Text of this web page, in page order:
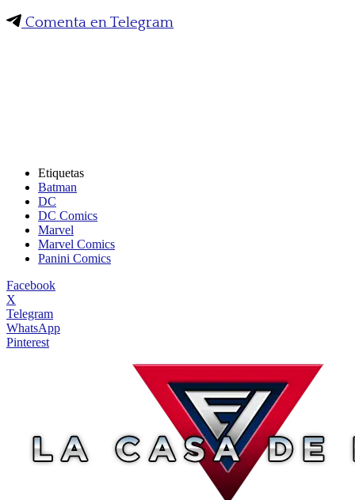
Comenta en Telegram
Etiquetas
Batman
DC
DC Comics
Marvel
Marvel Comics
Panini Comics
Facebook
X
Telegram
WhatsApp
Pinterest